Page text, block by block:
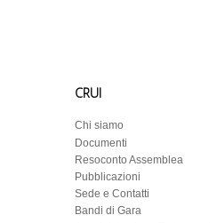
CRUI
Chi siamo
Documenti
Resoconto Assemblea
Pubblicazioni
Sede e Contatti
Bandi di Gara